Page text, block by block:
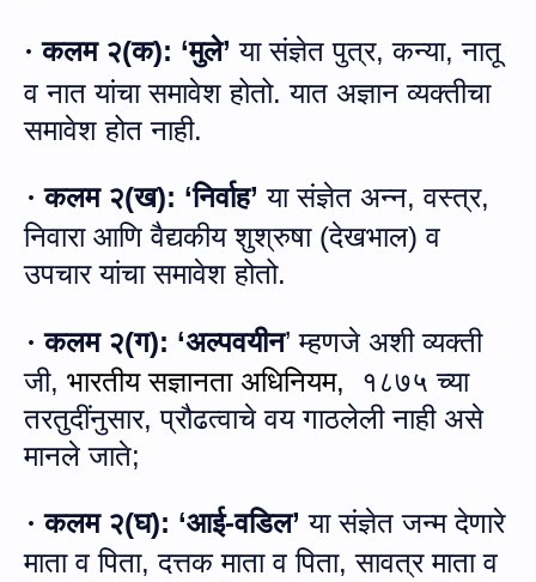
· कलम २(क): ‘मुले’ या संज्ञेत पुत्र,कन्या,नातू
व नात यांचा समावेश होतो.यात अज्ञान व्यक्तीचा
समावेश होत नाही.
· कलम २(ख): ‘निर्वाह’ या संज्ञेत अन्न,वस्त्र,
निवारा आणि वैद्यकीय शुश्रुषा(देखभाल)व
उपचार यांचा समावेश होतो.
· कलम २(ग): ‘अल्पवयीन’ म्हणजे अशी व्यक्ती
जी, भारतीय सज्ञानता अधिनियम,
१८७५ च्या
तरतुदींनुसार,प्रौढत्वाचे वय गाठलेली नाही असे
मानले जाते;
· कलम २(घ): ‘आई-वडिल’ या संज्ञेत जन्म देणारे
माता व पिता,दत्तक माता व पिता,सावत्र माता व